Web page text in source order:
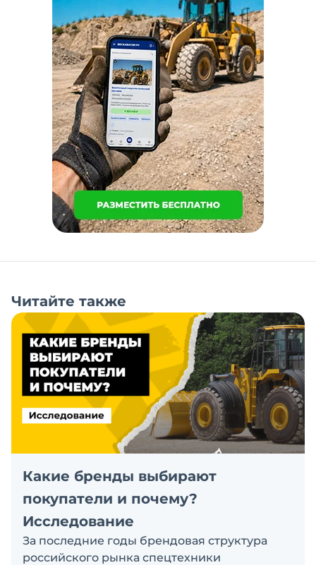
Читайте также
Какие бренды выбирают
покупатели и почему?
Исследование
За последние годы брендовая структура
российского рынка спецтехники